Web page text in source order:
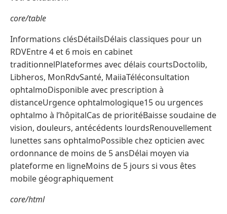
core/table
Informations clésDétailsDélais classiques pour un
RDVEntre 4 et 6 mois en cabinet
traditionnelPlateformes avec délais courtsDoctolib,
Libheros, MonRdvSanté, MaiiaTéléconsultation
ophtalmoDisponible avec prescription à
distanceUrgence ophtalmologique15 ou urgences
ophtalmo à l’hôpitalCas de prioritéBaisse soudaine de
vision, douleurs, antécédents lourdsRenouvellement
lunettes sans ophtalmoPossible chez opticien avec
ordonnance de moins de 5 ansDélai moyen via
plateforme en ligneMoins de 5 jours si vous êtes
mobile géographiquement
core/html